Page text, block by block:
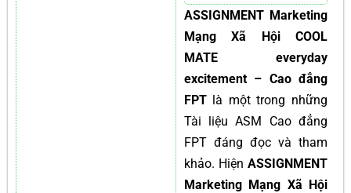
ASSIGNMENT Marketing
Mạng Xã Hội COOL
MATE everyday
excitement – Cao đẳng
FPTlà một trong những
Tài liệu ASM Cao đẳng
FPT đáng đọc và tham
khảo. Hiện ASSIGNMENT
Marketing Mạng Xã Hội